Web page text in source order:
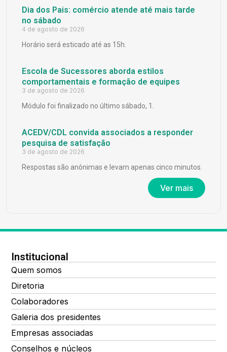
Dia dos Pais: comércio atende até mais tarde
no sábado
4 de agosto de 2026
Horário será esticado até as 15h.
Escola de Sucessores aborda estilos
comportamentais e formação de equipes
3 de agosto de 2026
Módulo foi finalizado no último sábado, 1.
ACEDV/CDL convida associados a responder
pesquisa de satisfação
3 de agosto de 2026
Respostas são anônimas e levam apenas cinco minutos.
Ver mais
Institucional
Quem somos
Diretoria
Colaboradores
Galeria dos presidentes
Empresas associadas
Conselhos e núcleos